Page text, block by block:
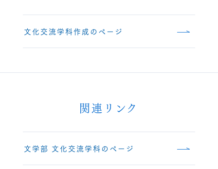
文化交流学科作成のページ
関連リンク
文学部 文化交流学科のページ